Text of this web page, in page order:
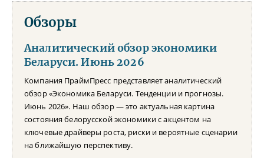
Обзоры
Аналитический обзор экономики
Беларуси. Июнь 2026
Компания ПраймПресс представляет аналитический
обзор «Экономика Беларуси. Тенденции и прогнозы.
Июнь 2026». Наш обзор — это актуальная картина
состояния белорусской экономики с акцентом на
ключевые драйверы роста, риски и вероятные сценарии
на ближайшую перспективу.